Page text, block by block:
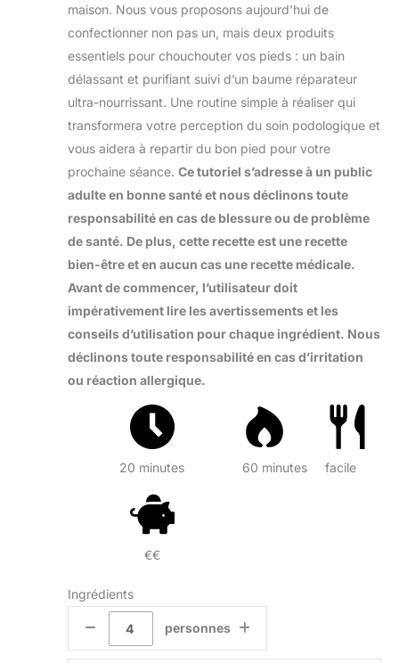
maison. Nous vous proposons aujourd’hui de
confectionner non pas un, mais deux produits
essentiels pour chouchouter vos pieds : un bain
délassant et purifiant suivi d’un baume réparateur
ultra-nourrissant. Une routine simple à réaliser qui
transformera votre perception du soin podologique et
vous aidera à repartir du bon pied pour votre
prochaine séance. Ce tutoriel s’adresse à un public
adulte en bonne santé et nous déclinons toute
responsabilité en cas de blessure ou de problème
de santé. De plus, cette recette est une recette
bien-être et en aucun cas une recette médicale.
Avant de commencer, l’utilisateur doit
impérativement lire les avertissements et les
conseils d’utilisation pour chaque ingrédient. Nous
déclinons toute responsabilité en cas d’irritation
ou réaction allergique.
20 minutes 60 minutes facile
€€
Ingrédients
personnes